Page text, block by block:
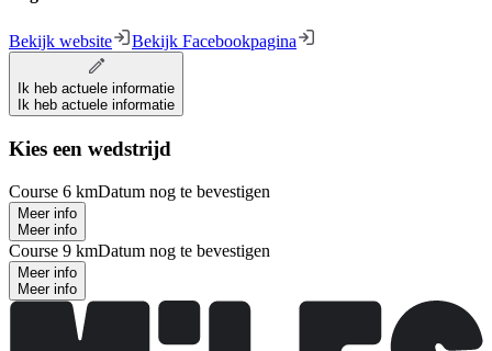
Bekijk website Bekijk Facebookpagina
Ik heb actuele informatie
Ik heb actuele informatie
Kies een wedstrijd
Course 6 kmDatum nog te bevestigen
Meer info
Meer info
Course 9 kmDatum nog te bevestigen
Meer info
Meer info